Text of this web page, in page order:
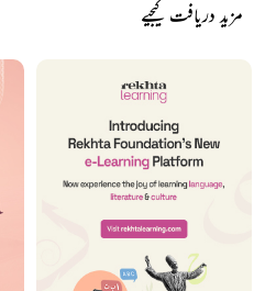
مزید دریافت کیجیے